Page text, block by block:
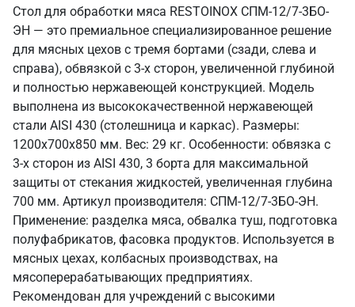
Стол для обработки мяса RESTOINOX СПМ-12/7-3БО-
ЭН — это премиальное специализированное решение
для мясных цехов с тремя бортами (сзади, слева и
справа), обвязкой с 3-х сторон, увеличенной глубиной
и полностью нержавеющей конструкцией. Модель
выполнена из высококачественной нержавеющей
стали AISI 430 (столешница и каркас). Размеры:
1200x700x850 мм. Вес: 29 кг. Особенности: обвязка с
3-х сторон из AISI 430, 3 борта для максимальной
защиты от стекания жидкостей, увеличенная глубина
700 мм. Артикул производителя: СПМ-12/7-3БО-ЭН.
Применение: разделка мяса, обвалка туш, подготовка
полуфабрикатов, фасовка продуктов. Используется в
мясных цехах, колбасных производствах, на
мясоперерабатывающих предприятиях.
Рекомендован для учреждений с высокими